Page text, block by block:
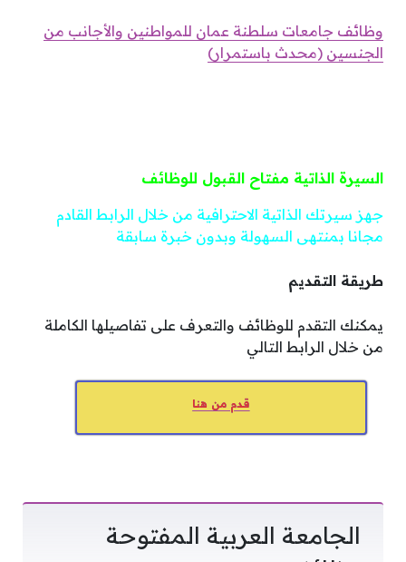
وظائف جامعات سلطنة عمان للمواطنين والأجانب من
الجنسين (محدث باستمرار)
السيرة الذاتية مفتاح القبول للوظائف
جهز سيرتك الذاتية الاحترافية من خلال الرابط القادم
مجانا بمنتهى السهولة وبدون خبرة سابقة
طريقة التقديم
يمكنك التقدم للوظائف والتعرف على تفاصيلها الكاملة
من خلال الرابط التالي
قدم من هنا
الجامعة العربية المفتوحة